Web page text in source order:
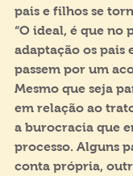
pais e filhos se
“O ideal, é que no
adaptação os pais
passem por um
Mesmo que seja
em relação ao
a burocracia que
processo. Alguns
conta própria,